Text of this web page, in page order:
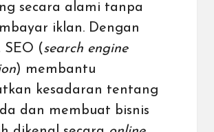
secara alami tanpa
iklan. Dengan
SEO (search engine
) membantu
kesadaran tentang
dan membuat bisnis